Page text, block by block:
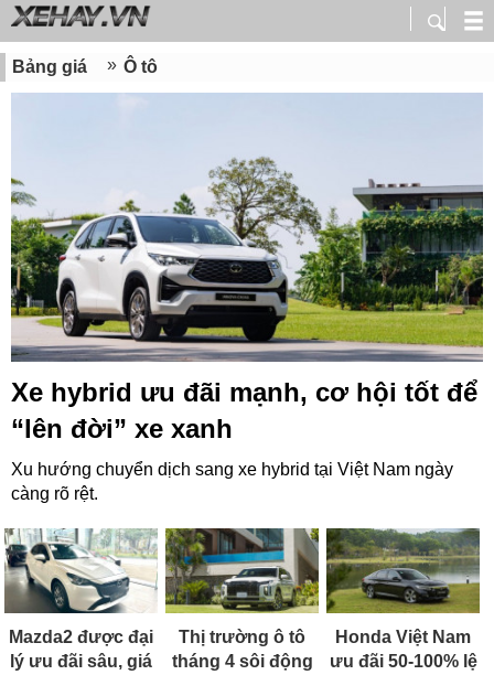
Bảng giá Ô tô
Xe hybrid ưu đãi mạnh, cơ hội tốt để
“lên đời” xe xanh
Xu hướng chuyển dịch sang xe hybrid tại Việt Nam ngày
càng rõ rệt.
Mazda2 được đại
lý ưu đãi sâu, giá
Thị trường ô tô
tháng 4 sôi động
Honda Việt Nam
ưu đãi 50-100% lệ